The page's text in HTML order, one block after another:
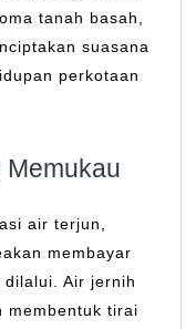
tanah basah,
suasana
perkotaan
Memukau
air terjun,
membayar
Air jernih
membentuk tirai